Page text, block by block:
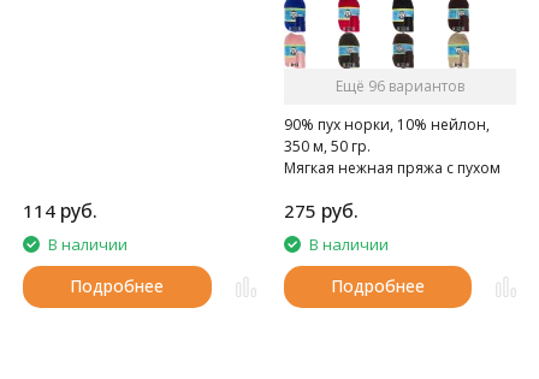
114 руб.
В наличии
Подробнее
Ещё 96 вариантов
90% пух норки, 10% нейлон,
350 м, 50 гр.
Мягкая нежная пряжа с пухом
275 руб.
В наличии
Подробнее